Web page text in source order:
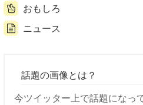
おもしろ
ニュース
話題の画像とは？
今ツイッター上で話題になっ